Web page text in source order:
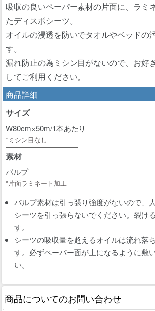
吸収の良いペーパー素材の片面に、ラミ
たディスポシーツ。
オイルの浸透を防いでタオルやベッドの
す。
漏れ防止の為ミシン目がないので、お好
してご利用ください。
商品詳細
サイズ
W80cm×50m/1本あたり
*ミシン目なし
素材
パルプ
*片面ラミネート加工
パルプ素材は引っ張り強度がないので、
シーツを引っ張らないでください。裂け
す。
シーツの吸収量を超えるオイルは流れ落
す。必ずペーパー面が上になるように敷
い。
商品についてのお問い合わせ